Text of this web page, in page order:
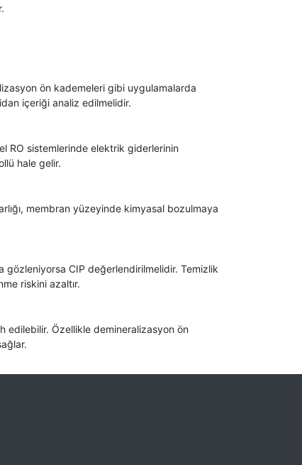
ön kademeleri gibi uygulamalarda
içeriği analiz edilmelidir.
RO sistemlerinde elektrik giderlerinin
hale gelir.
membran yüzeyinde kimyasal bozulmaya
gözleniyorsa CIP değerlendirilmelidir. Temizlik
riskini azaltır.
edilebilir. Özellikle demineralizasyon ön